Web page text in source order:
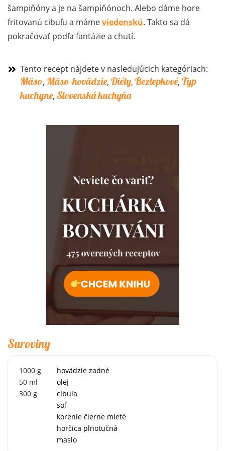
šampiňóny a je na šampiňónoch. Alebo dáme hore
fritovanú cibuľu a mámeviedenskú. Takto sa dá
pokračovať podľa fantázie a chutí.
Tento recept nájdete v nasledujúcich kategóriach:
Mäso, Mäso-hovädzie, Diéty, Bezlepkové, Typ
kuchyne, Slovenská kuchyňa
Suroviny
1000 g
hovädzie zadné
50 ml
olej
300 g
cibuľa
soľ
korenie čierne mleté
horčica plnotučná
maslo